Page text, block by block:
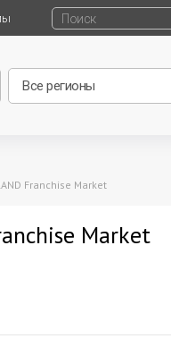
Franchise Market
Market